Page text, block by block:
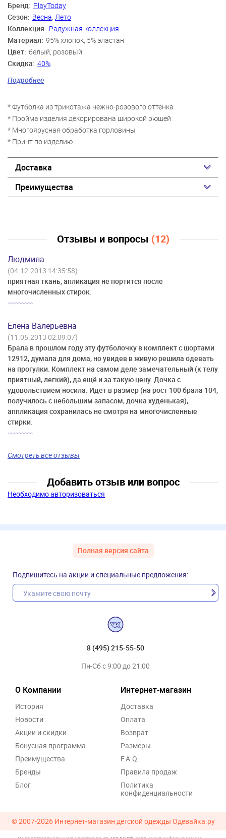
Бренд: PlayToday
Сезон: Весна, Лето
Коллекция: Радужная коллекция
Материал: 95% хлопок, 5% эластан
Цвет: белый, розовый
Скидка: 40%
Девочки
Возраст: 2 года, 3 года, 4 года, 5 лет, 6 лет, 7 лет
Подробнее
* Футболка из трикотажа нежно-розового оттенка
* Пройма изделия декорирована широкой рюшей
* Многоярусная обработка горловины
* Принт по изделию
Доставка
Преимущества
Отзывы и вопросы (12)
Людмила
(04.12.2013 14:35:58)
приятная ткань, апликация не портится после
многочисленных стирок.
Елена Валерьевна
(11.05.2013 02:09:07)
Брала в прошлом году эту футболочку в комплект с шортами
12912, думала для дома, но увидев в живую решила одевать
на прогулки. Комплект на самом деле замечательный (к телу
приятный, легкий), да ещё и за такую цену. Дочка с
удовольствием носила. Идет в размер (на рост 100 брала 104,
получилось с небольшим запасом, дочка худенькая),
аппликация сохранилась не смотря на многочисленные
стирки.
Смотреть все отзывы
Добавить отзыв или вопрос
Необходимо авторизоваться
Полная версия сайта
Подпишитесь на акции и специальные предложения:
8 (495) 215-55-50
Пн-Сб с 9:00 до 21:00
О Компании
История
Новости
Акции и скидки
Бонусная программа
Преимущества
Бренды
Блог
Интернет-магазин
Доставка
Оплата
Возврат
Размеры
F.A.Q.
Правила продаж
Политика
конфиденциальности
© 2007-2026 Интернет-магазин детской одежды Одевайка.ру